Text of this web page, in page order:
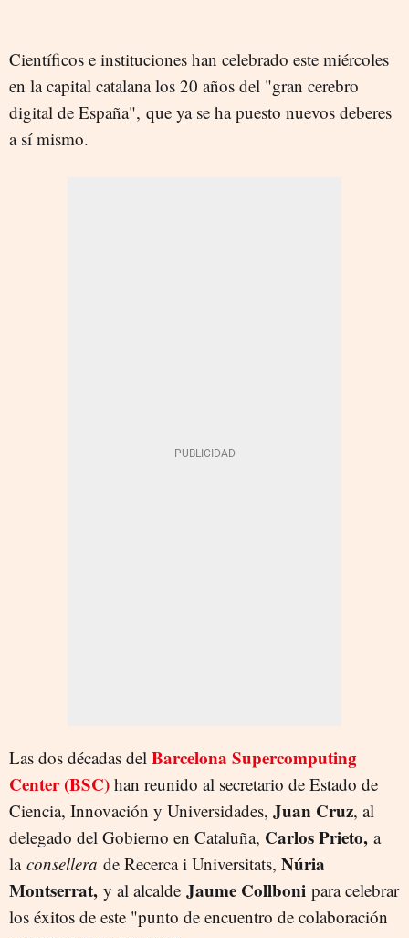
Científicos e instituciones han celebrado este miércoles
en la capital catalana los 20 años del "gran cerebro
digital de España", que ya se ha puesto nuevos deberes
a sí mismo.
Las dos décadas del Barcelona Supercomputing
Center (BSC) han reunido al secretario de Estado de
Ciencia, Innovación y Universidades, Juan Cruz, al
delegado del Gobierno en Cataluña, Carlos Prieto, a
la consellera de Recerca i Universitats, Núria
Montserrat, y al alcalde Jaume Collboni para celebrar
los éxitos de este "punto de encuentro de colaboración